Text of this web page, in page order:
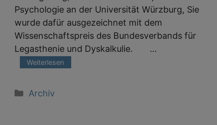
Psychologie an der Universität Würzburg, Sie
wurde dafür ausgezeichnet mit dem
Wissenschaftspreis des Bundesverbands für
Legasthenie und Dyskalkulie. …
Weiterlesen
Kategorien
Archiv